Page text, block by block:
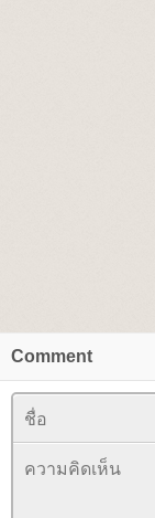
Comment